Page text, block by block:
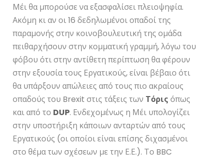
Μέι θα μπορούσε να εξασφαλίσει πλειοψηφία.
Ακόμη κι αν οι 16 δεδηλωμένοι οπαδοί της
παραμονής στην κοινοβουλευτική της ομάδα
πειθαρχήσουν στην κομματική γραμμή, λόγω του
φόβου ότι στην αντίθετη περίπτωση θα φέρουν
στην εξουσία τους Εργατικούς, είναι βέβαιο ότι
θα υπάρξουν απώλειες από τους πιο ακραίους
οπαδούς του Brexit στις τάξεις των Τόρις όπως
και από το DUP. Ενδεχομένως η Μέι υπολογίζει
στην υποστήριξη κάποιων ανταρτών από τους
Εργατικούς (οι οποίοι είναι επίσης διχασμένοι
στο θέμα των σχέσεων με την Ε.Ε.). Το BBC